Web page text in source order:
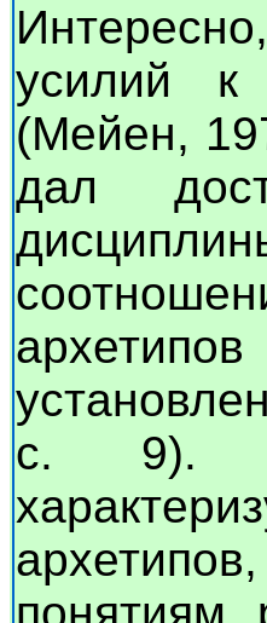
усилий к
(Мейен,
дал
с. 9). В